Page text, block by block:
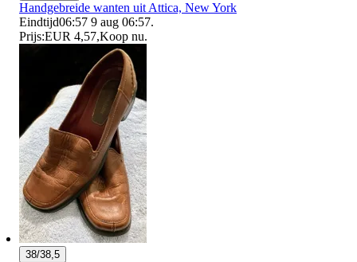
Handgebreide wanten uit Attica, New York
Eindtijd06:57 9 aug 06:57.
Prijs:EUR 4,57,Koop nu.
38/38,5